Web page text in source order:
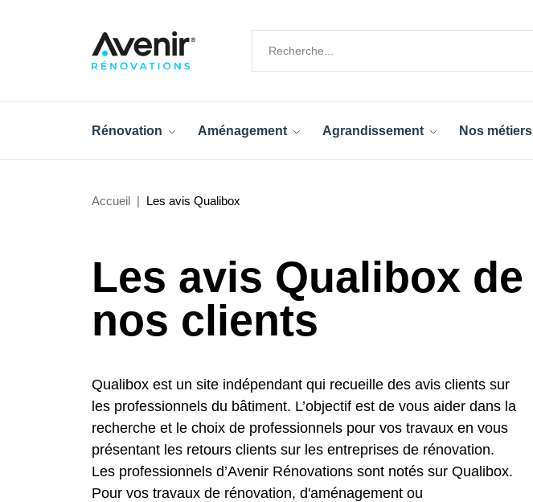
Rénovation Aménagement Agrandissement Nos métiers
Accueil Les avis Qualibox
Les avis Qualibox de
nos clients
Qualibox est un site indépendant qui recueille des avis clients sur
les professionnels du bâtiment. L’objectif est de vous aider dans la
recherche et le choix de professionnels pour vos travaux en vous
présentant les retours clients sur les entreprises de rénovation.
Les professionnels d’Avenir Rénovations sont notés sur Qualibox.
Pour vos travaux de rénovation, d'aménagement ou